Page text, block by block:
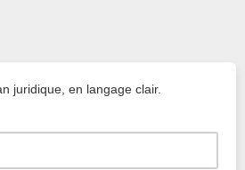
juridique, en langage clair.